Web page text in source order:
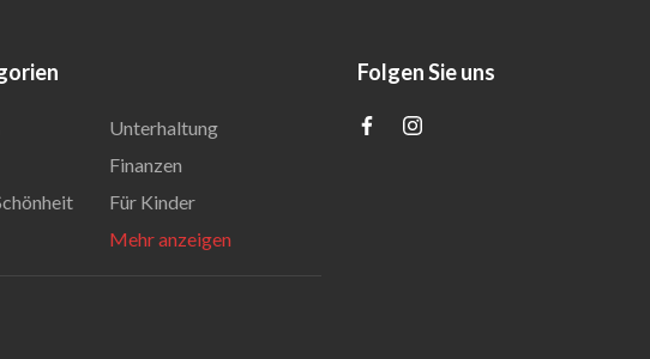
Unterhaltung
Finanzen
Für Kinder
Mehr anzeigen
Folgen Sie uns